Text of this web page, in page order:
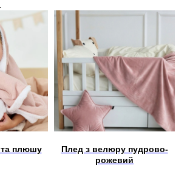
та плюшу
Плед з велюру пудрово-
рожевий